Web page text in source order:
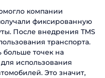
компании
фиксированную
После внедрения ТМS
транспорта.
больше точек на
использования
Это значит,